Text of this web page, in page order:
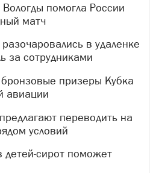
матч
за сотрудниками
авиации
условий